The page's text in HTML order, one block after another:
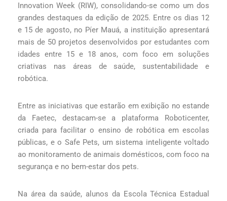
Innovation Week (RIW), consolidando-se como um dos
grandes destaques da edição de 2025. Entre os dias 12
e 15 de agosto, no Píer Mauá, a instituição apresentará
mais de 50 projetos desenvolvidos por estudantes com
idades entre 15 e 18 anos, com foco em soluções
criativas nas áreas de saúde, sustentabilidade e
robótica.
Entre as iniciativas que estarão em exibição no estande
da Faetec, destacam-se a plataforma Roboticenter,
criada para facilitar o ensino de robótica em escolas
públicas, e o Safe Pets, um sistema inteligente voltado
ao monitoramento de animais domésticos, com foco na
segurança e no bem-estar dos pets.
Na área da saúde, alunos da Escola Técnica Estadual